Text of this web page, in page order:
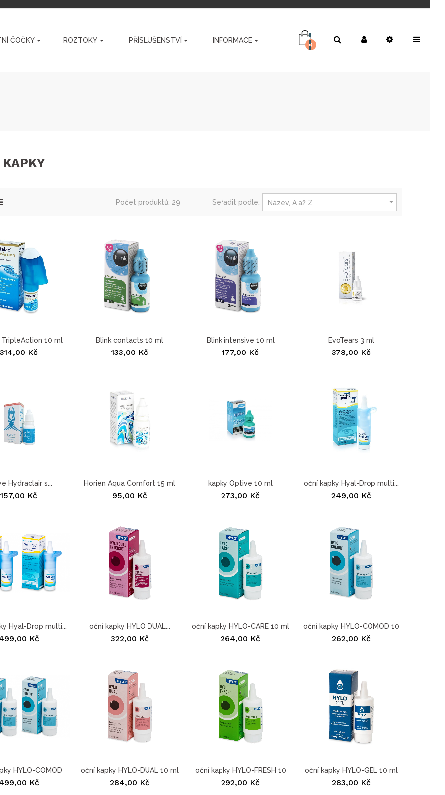
ČOČKY ROZTOKY PŘÍSLUŠENSTVÍ INFORMACE
0
Počet produktů: 29 Seřadit podle: Název, A až Z 
10 ml
314,00 Kč
Blink contacts 10 ml
133,00 Kč
Blink intensive 10 ml
177,00 Kč
EvoTears 3 ml
378,00 Kč
Hydraclair s...
157,00 Kč
Horien Aqua Comfort 15 ml
95,00 Kč
kapky Optive 10 ml
273,00 Kč
oční kapky Hyal-Drop multi...
249,00 Kč
Hyal-Drop multi...
Kč
oční kapky HYLO DUAL...
322,00 Kč
oční kapky HYLO-CARE 10 ml
264,00 Kč
oční kapky HYLO-COMOD 10
ml
262,00 Kč
HYLO-COMOD
gtt.... Kč
oční kapky HYLO-DUAL 10 ml
284,00 Kč
oční kapky HYLO-FRESH 10
ml
292,00 Kč
oční kapky HYLO-GEL 10 ml
283,00 Kč